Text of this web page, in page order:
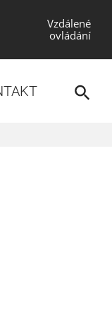
Vzdálené
ovládání